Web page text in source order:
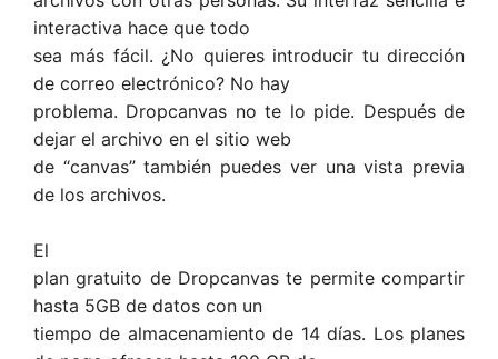
interactiva hace que todo
sea más fácil. ¿No quieres introducir tu dirección
de correo electrónico? No hay
problema. Dropcanvas no te lo pide. Después de
dejar el archivo en el sitio web
de “canvas” también puedes ver una vista previa
de los archivos.
El
plan gratuito de Dropcanvas te permite compartir
hasta 5GB de datos con un
tiempo de almacenamiento de 14 días. Los planes